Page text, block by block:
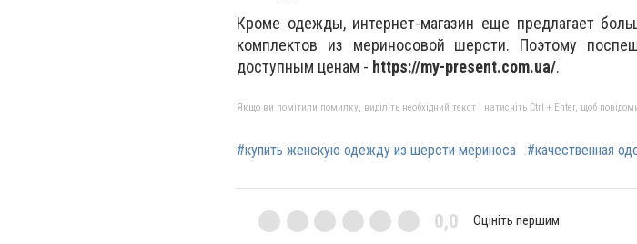
Кроме одежды, интернет-магазин еще предлагает
комплектов из мериносовой шерсти. Поэтому
доступным ценам - https://my-present.com.ua/.
Якщо ви помітили помилку, виділіть необхідний текст і натисніть Ctrl + Enter, щоб
#купить женскую одежду из шерсти мериноса #качественная
0,0 Оцініть першим